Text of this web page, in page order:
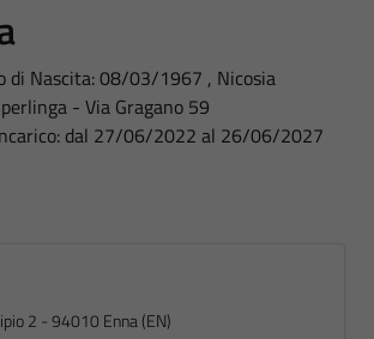
di Nascita: 08/03/1967 , Nicosia
- Via Gragano 59
dal 27/06/2022 al 26/06/2027
2 - 94010 Enna (EN)